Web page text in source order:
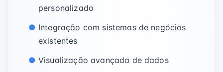
personalizado
Integração com sistemas de negócios
existentes
Visualização avançada de dados